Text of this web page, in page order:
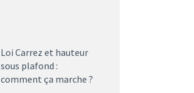
Loi Carrez et hauteur
sous plafond :
comment ça marche ?